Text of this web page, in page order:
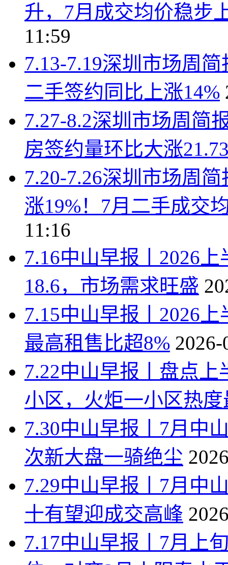
升，7月成交均价稳步
11:59
7.13-7.19深圳市场周
二手签约同比上涨14%
7.27-8.2深圳市场周简
房签约量环比大涨
7.20-7.26深圳市场周
涨19%！7月二手成交
11:16
7.16中山早报丨2026
18.6，市场需求旺盛
7.15中山早报丨2026
最高租售比超8% 2026-
7.22中山早报丨盘点
小区，火炬一小区热度
7.30中山早报丨7月中
次新大盘一骑绝尘
7.29中山早报丨7月中
十有望迎成交高峰
7.17中山早报丨7月上